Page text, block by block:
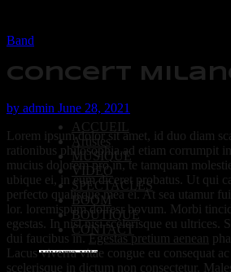
ACCUEIL
Artistes
MUSIQUE
VIDEO
SPECTACLES
BOOM
BOUTIQUE
CONTACT
Band
Concert
by admin June 28, 2021
Lorem ipsum dolor sit amet, id duo diam
rationibus philosophia,ad etiam corrumpit
mucius dolorem pro in, te tamquam
ubique ei, in eum diceret probatus. Ut qui
perfecto qualisque mea ei. At sea utamur
lor. loremispum dolresr bovum. Morbi
egestas. In nisl nisi scelerisque eu ultrices.
dui faucibus in.Egestas pretium aenean
Lacus viverra vitae congue eu consequat
scelerisque in dictum non consectetur.